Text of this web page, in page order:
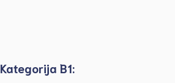
Kategorija B1: